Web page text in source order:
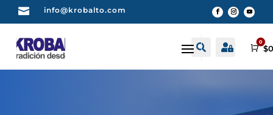
 info@krobalto.com
 Buscar
 Cuenta
0
$